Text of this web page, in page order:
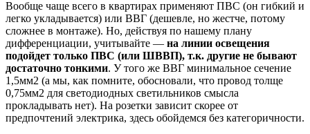
Вообще чаще всего в квартирах применяют ПВС (он гибкий и
легко укладывается) или ВВГ (дешевле, но жестче, потому
сложнее в монтаже). Но, действуя по нашему плану
дифференциации, учитывайте — на линии освещения
подойдет только ПВС (или ШВВП), т.к. другие не бывают
достаточно тонкими. У того же ВВГ минимальное сечение
1,5мм2 (а мы, как помните, обосновали, что провод толще
0,75мм2 для светодиодных светильников смысла
прокладывать нет). На розетки зависит скорее от
предпочтений электрика, здесь обойдемся без категоричности.